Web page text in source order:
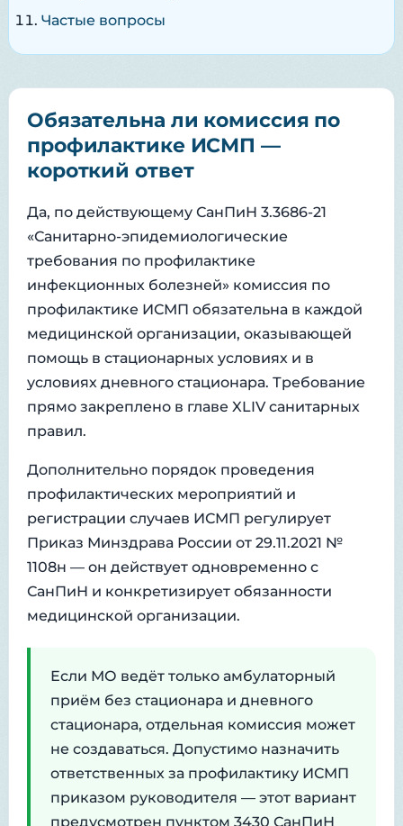
Частые вопросы
Обязательна ли комиссия по
профилактике ИСМП —
короткий ответ
Да, по действующему СанПиН 3.3686-21
«Санитарно-эпидемиологические
требования по профилактике
инфекционных болезней» комиссия по
профилактике ИСМП обязательна в каждой
медицинской организации, оказывающей
помощь в стационарных условиях и в
условиях дневного стационара. Требование
прямо закреплено в главе XLIV санитарных
правил.
Дополнительно порядок проведения
профилактических мероприятий и
регистрации случаев ИСМП регулирует
Приказ Минздрава России от 29.11.2021 №
1108н — он действует одновременно с
СанПиН и конкретизирует обязанности
медицинской организации.
Если МО ведёт только амбулаторный
приём без стационара и дневного
стационара, отдельная комиссия может
не создаваться. Допустимо назначить
ответственных за профилактику ИСМП
приказом руководителя — этот вариант
предусмотрен пунктом 3430 СанПиН